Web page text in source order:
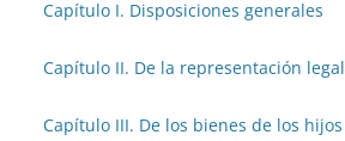
Capítulo I. Disposiciones generales
Capítulo II. De la representación
Capítulo III. De los bienes de los